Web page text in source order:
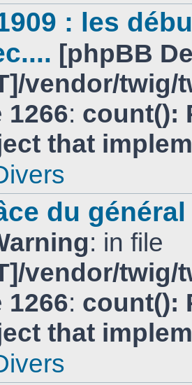
: les
[phpBB
vendor/
1266: count():
that
du
: in file
vendor/
1266: count():
that